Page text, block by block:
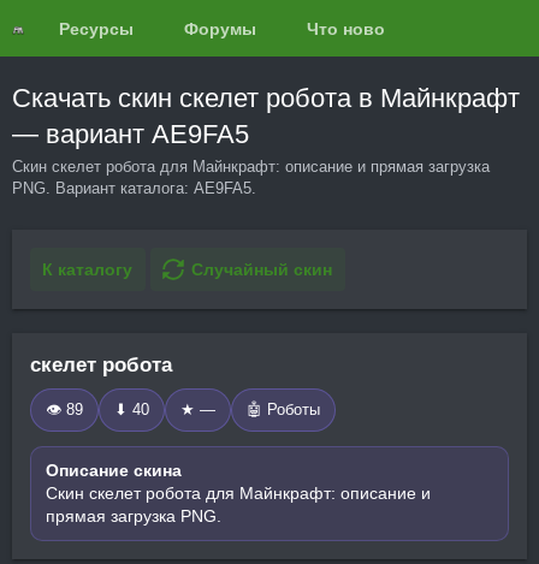
Ресурсы Форумы Что нового?
Скачать скин скелет робота в Майнкрафт
— вариант AE9FA5
Скин скелет робота для Майнкрафт: описание и прямая загрузка
PNG. Вариант каталога: AE9FA5.
К каталогу Случайный скин
скелет робота
👁 89 ⬇ 40 ★ — 🤖 Роботы
Описание скина
Скин скелет робота для Майнкрафт: описание и
прямая загрузка PNG.